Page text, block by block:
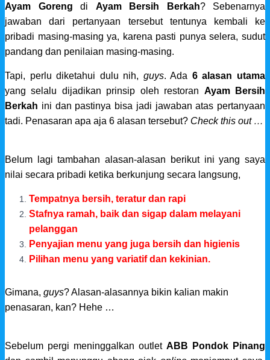
Ayam Goreng di Ayam Bersih Berkah? Sebenarnya
jawaban dari pertanyaan tersebut tentunya kembali ke
pribadi masing-masing ya, karena pasti punya selera, sudut
pandang dan penilaian masing-masing.
Tapi, perlu diketahui dulu nih, guys. Ada 6 alasan utama
yang selalu dijadikan prinsip oleh restoran Ayam Bersih
Berkah ini dan pastinya bisa jadi jawaban atas pertanyaan
tadi. Penasaran apa aja 6 alasan tersebut? Check this out …
Belum lagi tambahan alasan-alasan berikut ini yang saya
nilai secara pribadi ketika berkunjung secara langsung,
Tempatnya bersih, teratur dan rapi
Stafnya ramah, baik dan sigap dalam melayani
pelanggan
Penyajian menu yang juga bersih dan higienis
Pilihan menu yang variatif dan kekinian.
Gimana, guys? Alasan-alasannya bikin kalian makin
penasaran, kan? Hehe …
Sebelum pergi meninggalkan outlet ABB Pondok Pinang